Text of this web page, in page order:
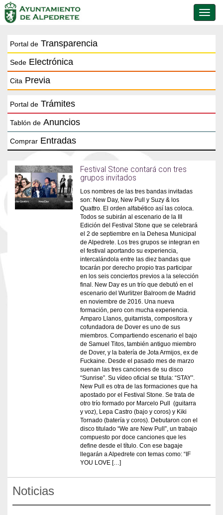
de
Portal de Transparencia
Sede Electrónica
Cita Previa
Portal de Trámites
Tablón de Anuncios
Comprar Entradas
Festival Stone contará con tres
grupos invitados
Los nombres de las tres bandas invitadas
son: New Day, New Pull y Suzy & los
Quattro. El orden alfabético así las coloca.
Todos se subirán al escenario de la III
Edición del Festival Stone que se celebrará
el 2 de septiembre en la Dehesa Municipal
de Alpedrete. Los tres grupos se integran en
el festival aportando su experiencia,
intercalándola entre las diez bandas que
tocarán por derecho propio tras participar
en los seis conciertos previos a la selección
final. New Day es un trío que debutó en el
escenario del Wurlitzer Balroom de Madrid
en noviembre de 2016. Una nueva
formación, pero con mucha experiencia.
Amparo Llanos, guitarrista, compositora y
cofundadora de Dover es uno de sus
miembros. Compartiendo escenario el bajo
de Samuel Titos, también antiguo miembro
de Dover, y la batería de Jota Armijos, ex de
Fuckaine. Desde el pasado mes de marzo
suenan las tres canciones de su disco
“Sunrise”. Su vídeo oficial se titula: “STAY”.
New Pull es otra de las formaciones que ha
apostado por el Festival Stone. Se trata de
otro trío formado por Marcelo Pull (guitarra
y voz), Lepa Castro (bajo y coros) y Kiki
Tornado (batería y coros). Debutaron con el
disco titulado “We are New Pull”, un trabajo
compuesto por doce canciones que les
define desde el título. Con ese bagaje
llegarán a Alpedrete con temas como: “IF
YOU LOVE […]
Noticias